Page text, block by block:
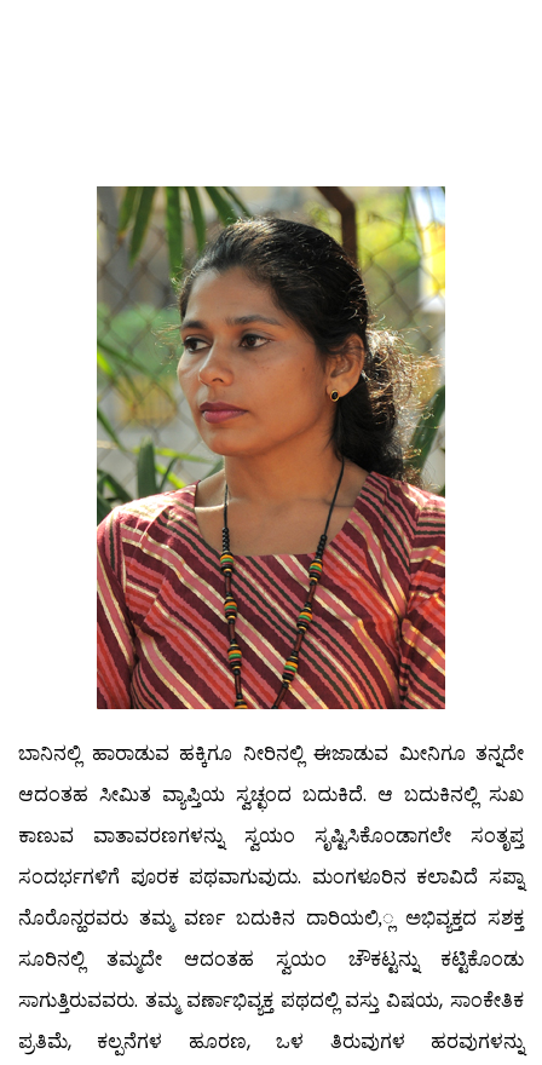
ಬಾನಿನಲ್ಲಿ ಹಾರಾಡುವ ಹಕ್ಕಿಗೂ ನೀರಿನಲ್ಲಿ ಈಜಾಡುವ ಮೀನಿಗೂ ತನ್ನದೇ
ಆದಂತಹ ಸೀಮಿತ ವ್ಯಾಪ್ತಿಯ ಸ್ವಚ್ಛಂದ ಬದುಕಿದೆ. ಆ ಬದುಕಿನಲ್ಲಿ ಸುಖ
ಕಾಣುವ ವಾತಾವರಣಗಳನ್ನು ಸ್ವಯಂ ಸೃಷ್ಟಿಸಿಕೊಂಡಾಗಲೇ ಸಂತೃಪ್ತ
ಸಂದರ್ಭಗಳಿಗೆ ಪೂರಕ ಪಥವಾಗುವುದು. ಮಂಗಳೂರಿನ ಕಲಾವಿದೆ ಸಪ್ನಾ
ನೊರೊನ್ಹರವರು ತಮ್ಮ ವರ್ಣ ಬದುಕಿನ ದಾರಿಯಲಿ,್ಲ ಅಭಿವ್ಯಕ್ತದ ಸಶಕ್ತ
ಸೂರಿನಲ್ಲಿ ತಮ್ಮದೇ ಆದಂತಹ ಸ್ವಯಂ ಚೌಕಟ್ಟನ್ನು ಕಟ್ಟಿಕೊಂಡು
ಸಾಗುತ್ತಿರುವವರು. ತಮ್ಮ ವರ್ಣಾಭಿವ್ಯಕ್ತ ಪಥದಲ್ಲಿ ವಸ್ತು ವಿಷಯ, ಸಾಂಕೇತಿಕ
ಪ್ರತಿಮೆ, ಕಲ್ಪನೆಗಳ ಹೂರಣ, ಒಳ ತಿರುವುಗಳ ಹರವುಗಳನ್ನು